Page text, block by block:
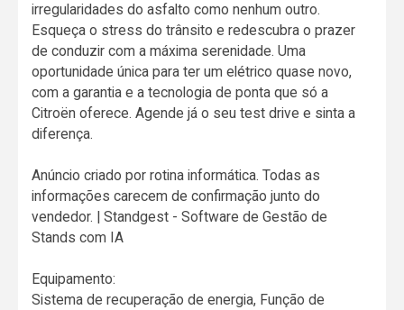
irregularidades do asfalto como nenhum outro.
Esqueça o stress do trânsito e redescubra o prazer
de conduzir com a máxima serenidade. Uma
oportunidade única para ter um elétrico quase novo,
com a garantia e a tecnologia de ponta que só a
Citroën oferece. Agende já o seu test drive e sinta a
diferença.
Anúncio criado por rotina informática. Todas as
informações carecem de confirmação junto do
vendedor. | Standgest - Software de Gestão de
Stands com IA
Equipamento:
Sistema de recuperação de energia, Função de